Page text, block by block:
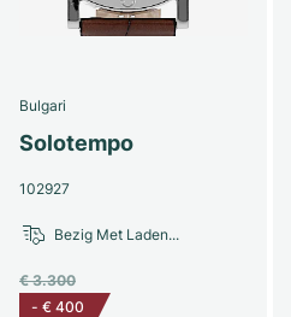
Dameshorloges
Dameshorloges
Bulgari
Solotempo
102927
€ 3.300
- € 400
Bezig Met Laden...